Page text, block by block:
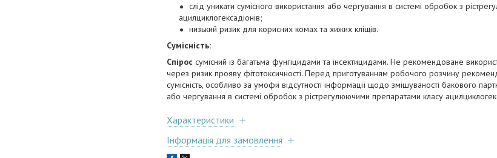
слід уникати сумісного використання або чергування в системі обробок з
ацилциклогексадіонів;
низький ризик для корисних комах та хижих кліщів.
Сумісність:
Спірос сумісний із багатьма фунгіцидами та інсектицидами. Не рекомендоване
через ризик прояву фітотоксичності. Перед приготуванням робочого розчину
сумісність, особливо за умофи відсутності інформації щодо змішуваності бакового
або чергування в системі обробок з рістрегулюючими препаратами класу
Характеристики
Інформація для замовлення